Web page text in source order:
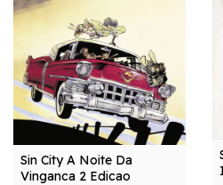
Sin City A Noite Da
Vinganca 2 Edicao